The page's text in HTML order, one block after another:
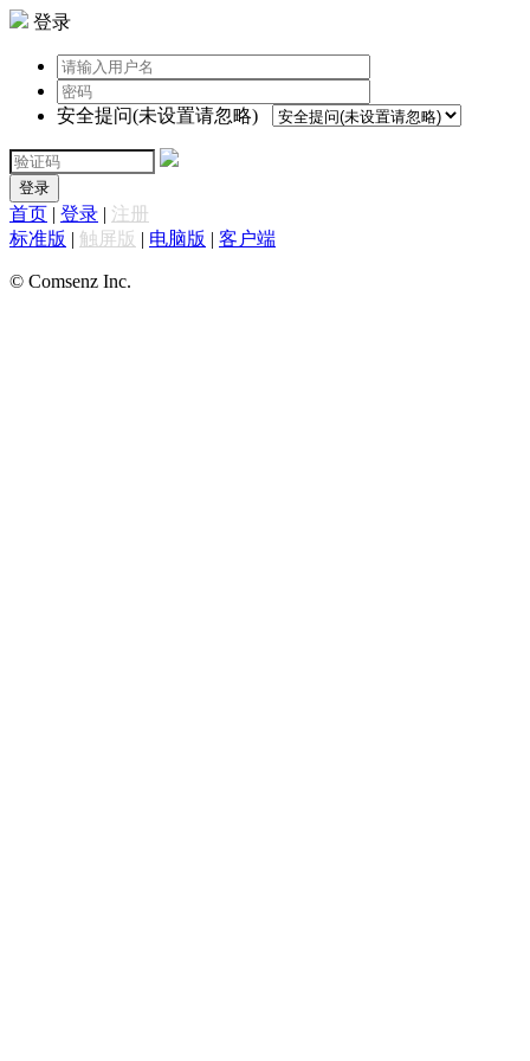
登录
安全提问(未设置请忽略)
登录
首页 | 登录 | 注册
标准版 | 触屏版 | 电脑版 | 客户端
© Comsenz Inc.